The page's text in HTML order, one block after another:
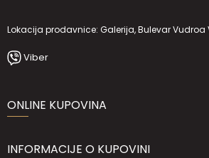
Lokacija prodavnice: Galerija, Bulevar Vudroa
Viber
ONLINE KUPOVINA
INFORMACIJE O KUPOVINI